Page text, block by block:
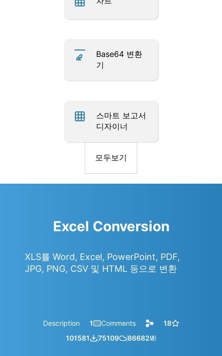
Base64 변환
기
스마트 보고서
디자이너
모두보기
Excel Conversion
XLS를 Word, Excel, PowerPoint, PDF,
JPG, PNG, CSV 및 HTML 등으로 변환
Description 1 Comments
18
101581
75109 86682㎆︎